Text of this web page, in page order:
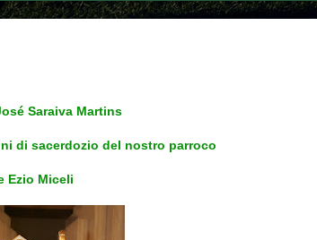
Saraiva Martins
di sacerdozio del nostro parroco
Ezio Miceli